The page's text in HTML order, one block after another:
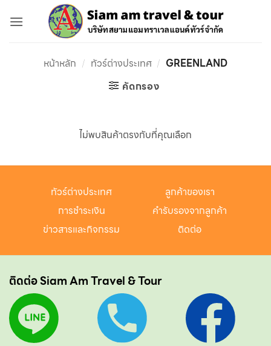
หน้าหลัก / ทัวร์ต่างประเทศ / GREENLAND
คัดกรอง
ไม่พบสินค้าตรงกับที่คุณเลือก
ทัวร์ต่างประเทศ
ลูกค้าของเรา
การชำระเงิน
คำรับรองจากลูกค้า
ข่าวสารและกิจกรรม
ติดต่อ
ติดต่อ Siam Am Travel & Tour